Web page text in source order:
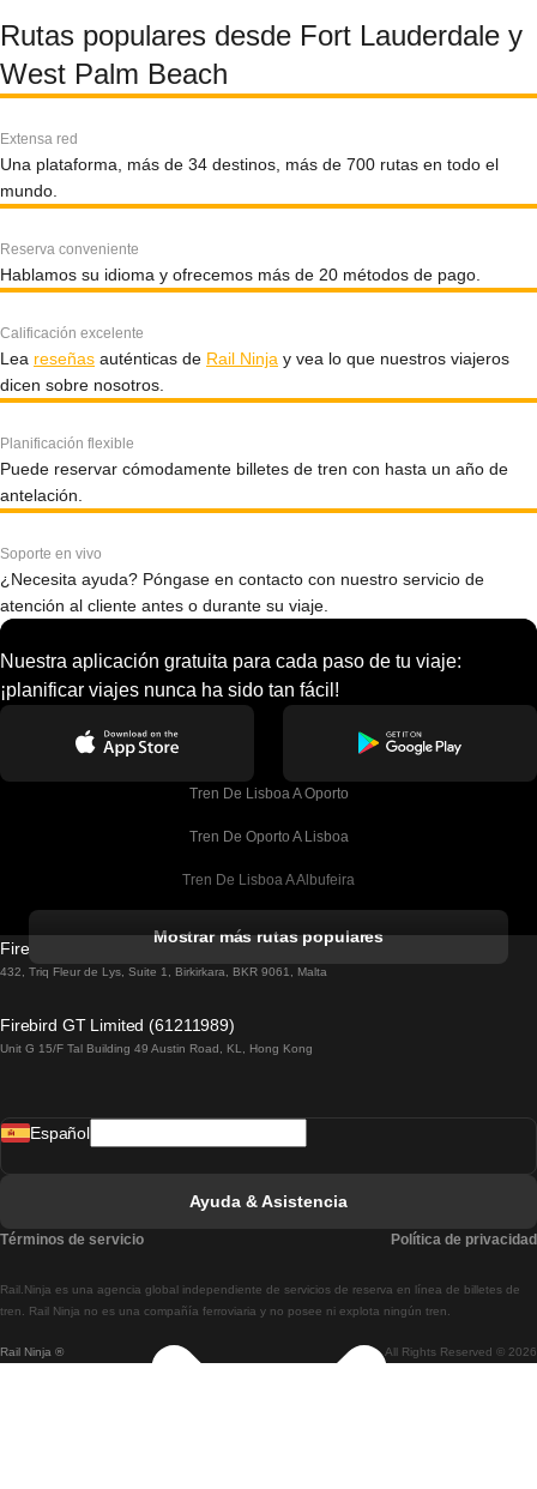
Rutas populares desde Fort Lauderdale y
West Palm Beach
Extensa red
Una plataforma, más de 34 destinos, más de 700 rutas en todo el
mundo.
Reserva conveniente
Hablamos su idioma y ofrecemos más de 20 métodos de pago.
Calificación excelente
Lea reseñas auténticas de Rail Ninja y vea lo que nuestros viajeros
dicen sobre nosotros.
Planificación flexible
Puede reservar cómodamente billetes de tren con hasta un año de
antelación.
Soporte en vivo
¿Necesita ayuda? Póngase en contacto con nuestro servicio de
atención al cliente antes o durante su viaje.
Nuestra aplicación gratuita para cada paso de tu viaje:
¡planificar viajes nunca ha sido tan fácil!
Tren De Lisboa A Oporto
Tren De Oporto A Lisboa
Tren De Lisboa A Albufeira
Tren De Lisboa A Lagos
Tren De Lisboa A Madrid
Tren De Lisboa A Braga
Tren De Braga A Lisboa
Mostrar más rutas populares
Firebird GT Limited (OC 1451)
432, Triq Fleur de Lys, Suite 1, Birkirkara, BKR 9061, Malta
Firebird GT Limited (61211989)
Unit G 15/F Tal Building 49 Austin Road, KL, Hong Kong
Rail Ninja ® All Rights Reserved © 2026
Rail.Ninja es una agencia global independiente de servicios de reserva en línea de billetes de
tren. Rail Ninja no es una compañía ferroviaria y no posee ni explota ningún tren.
Español
Ayuda & Asistencia
Términos de servicio Política de privacidad